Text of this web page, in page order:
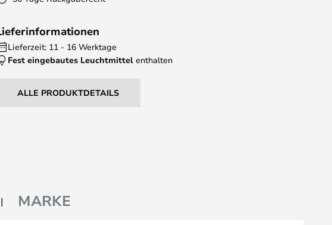
Lieferzeit: 11 - 16 Werktage
Fest eingebautes Leuchtmittel enthalten
ALLE PRODUKTDETAILS
MARKE